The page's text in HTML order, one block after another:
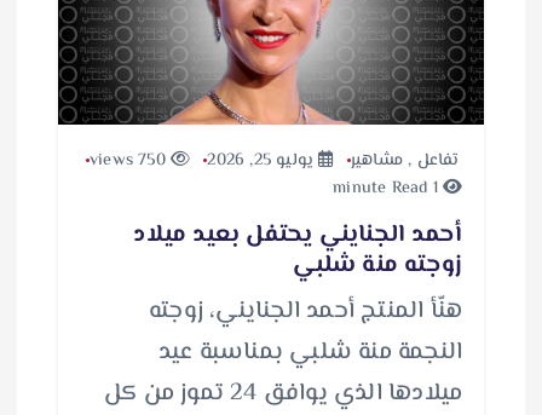
تفاعل , مشاهير يوليو 25, 2026
750 views
1 minute Read
أحمد الجنايني يحتفل بعيد ميلاد
زوجته منة شلبي
هنّأ المنتج أحمد الجنايني، زوجته
النجمة منة شلبي بمناسبة عيد
ميلادها الذي يوافق 24 تموز من كل